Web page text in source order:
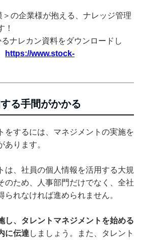
＞の企業様が抱える、ナレッジ管理
！
ナレカン資料をダウンロードし
https://www.stock-
る手間がかかる
をするには、マネジメントの実施を
あります。
は、社員の個人情報を活用する大規
のため、人事部門だけでなく、全社
られなければ進められません。
し、タレントマネジメントを始める
に伝達 しましょう。また、タレント